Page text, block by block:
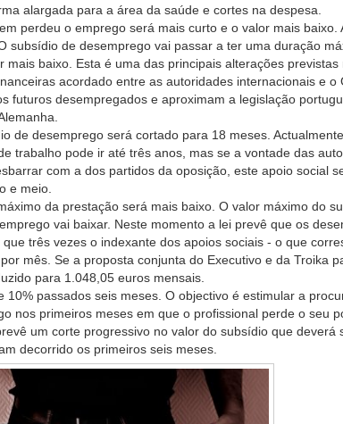
alargada para a área da saúde e cortes na despesa.
perdeu o emprego será mais curto e o valor mais baixo.
subsídio de desemprego vai passar a ter uma duração
mais baixo. Esta é uma das principais alterações
acordado entre as autoridades internacionais e o
futuros desempregados e aproximam a legislação
de desemprego será cortado para 18 meses.
trabalho pode ir até três anos, mas se a vontade das
com a dos partidos da oposição, este apoio social
e meio.
da prestação será mais baixo. O valor máximo do
vai baixar. Neste momento a lei prevê que os
três vezes o indexante dos apoios sociais - o que
mês. Se a proposta conjunta do Executivo e da Troika
para 1.048,05 euros mensais.
10% passados seis meses. O objectivo é estimular a
nos primeiros meses em que o profissional perde o seu
um corte progressivo no valor do subsídio que deverá
decorrido os primeiros seis meses.